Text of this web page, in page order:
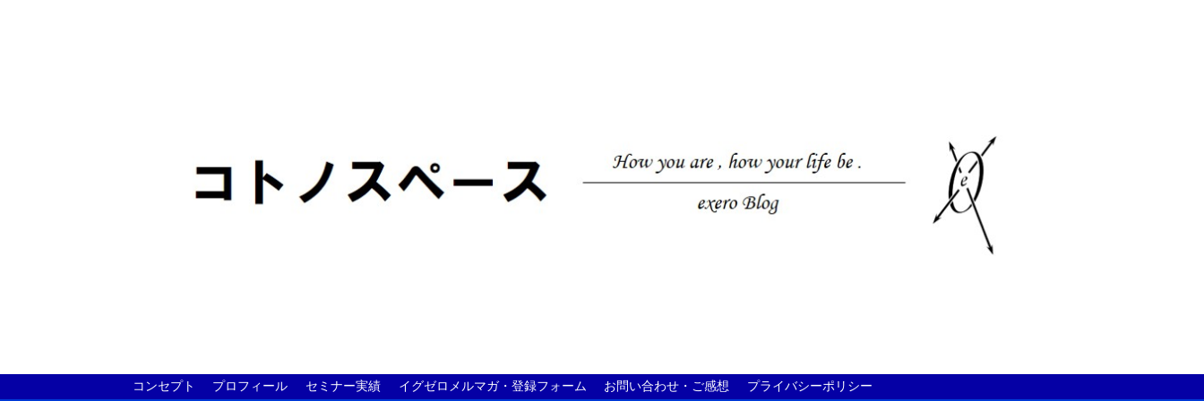
コンセプト プロフィール セミナー実績 イグゼロメルマガ・登録フォーム お問い合わせ・ご感想 プライバシーポリシー